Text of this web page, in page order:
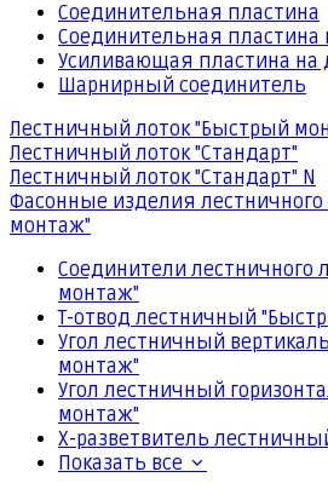
Соединительная пластина
Соединительная
Усиливающая пластина на
Шарнирный соединитель
Лестничный лоток "Быстрый
Лестничный лоток "Стандарт"
Лестничный лоток "Стандарт" N
Фасонные изделия
монтаж"
Соединители лестничного
монтаж"
Т-отвод лестничный
Угол лестничный
монтаж"
Угол лестничный
монтаж"
Х-разветвитель
Показать все